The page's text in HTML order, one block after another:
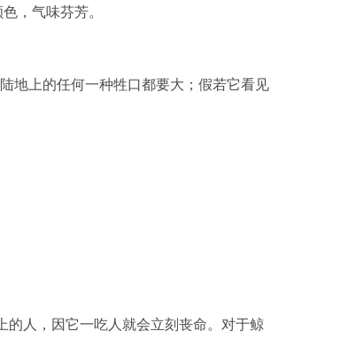
，气味芬芳。
地上的任何一种牲口都要大；假若它看见
的人，因它一吃人就会立刻丧命。对于鲸